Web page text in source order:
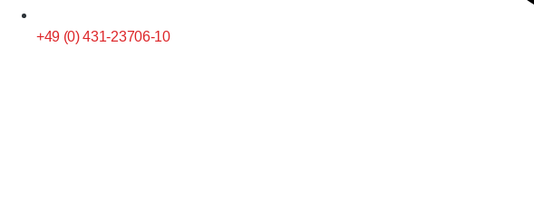
+49 (0) 431-23706-10